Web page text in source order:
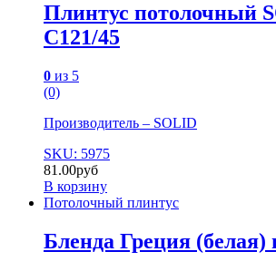
Плинтус потолочный
C121/45
0 из 5
(0)
Производитель – SOLID
SKU: 5975
81.00руб
В корзину
Потолочный плинтус
Бленда Греция (белая)